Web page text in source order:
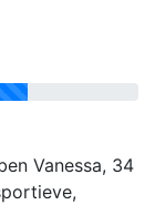
Vanessa, 34